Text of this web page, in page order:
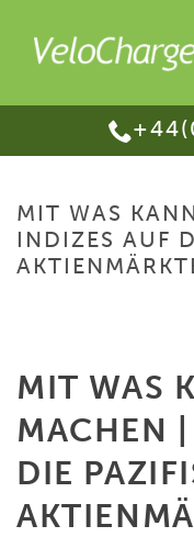
MIT WAS
INDIZES AUF
MIT WAS
MACHEN
DIE